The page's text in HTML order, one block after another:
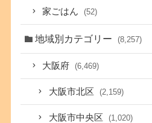
家ごはん (52)
地域別カテゴリー (8,257)
大阪府 (6,469)
大阪市北区 (2,159)
大阪市中央区 (1,020)